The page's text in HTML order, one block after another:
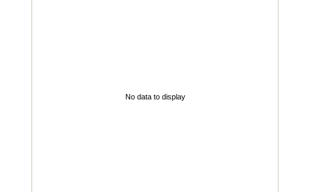
No data to display